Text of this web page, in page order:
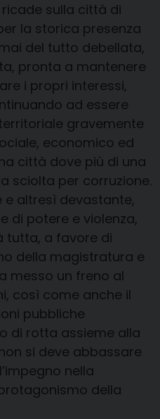
ricade sulla città di
la storica presenza
del tutto debellata,
pronta a mantenere
i propri interessi,
ad essere
gravemente
economico ed
città dove più di una
sciolta per corruzione.
e altresì devastante,
di potere e violenza,
tutta, a favore di
della magistratura e
messo un freno al
così come anche il
pubbliche
di rotta assieme alla
si deve abbassare
nella
della